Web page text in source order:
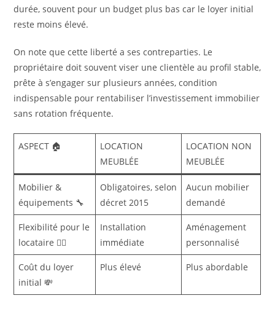
durée, souvent pour un budget plus bas car le loyer initial
reste moins élevé.
On note que cette liberté a ses contreparties. Le
propriétaire doit souvent viser une clientèle au profil stable,
prête à s’engager sur plusieurs années, condition
indispensable pour rentabiliser l’investissement immobilier
sans rotation fréquente.
ASPECT 🏠
LOCATION
MEUBLÉE
LOCATION NON
MEUBLÉE
Mobilier &
équipements 🔧
Obligatoires, selon
décret 2015
Aucun mobilier
demandé
Flexibilité pour le
locataire 🚶‍♂️
Installation
immédiate
Aménagement
personnalisé
Coût du loyer
initial 💸
Plus élevé Plus abordable